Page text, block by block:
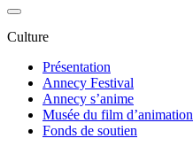
Culture
Présentation
Annecy Festival
Annecy s’anime
Musée du film d’animation
Fonds de soutien